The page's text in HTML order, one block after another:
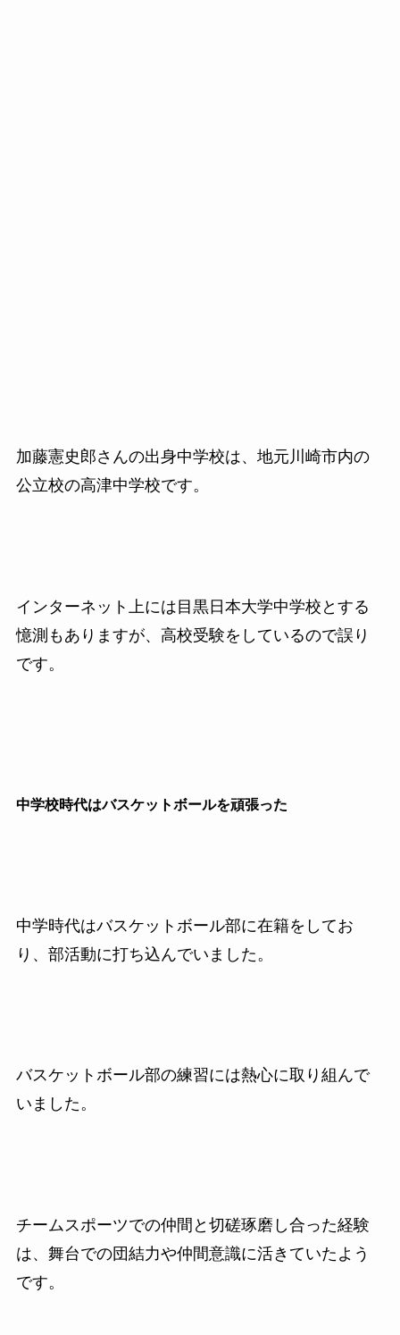
加藤憲史郎さんの出身中学校は、地元川崎市内の
公立校の高津中学校です。
インターネット上には目黒日本大学中学校とする
憶測もありますが、高校受験をしているので誤り
です。
中学校時代はバスケットボールを頑張った
中学時代はバスケットボール部に在籍をしてお
り、部活動に打ち込んでいました。
バスケットボール部の練習には熱心に取り組んで
いました。
チームスポーツでの仲間と切磋琢磨し合った経験
は、舞台での団結力や仲間意識に活きていたよう
です。